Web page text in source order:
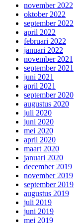
november 2022
oktober 2022
september 2022
april 2022
februari 2022
januari 2022
november 2021
september 2021
juni 2021
april 2021
september 2020
augustus 2020
juli 2020
juni 2020
mei 2020
april 2020
maart 2020
januari 2020
december 2019
november 2019
september 2019
augustus 2019
juli 2019
juni 2019
mei 2019